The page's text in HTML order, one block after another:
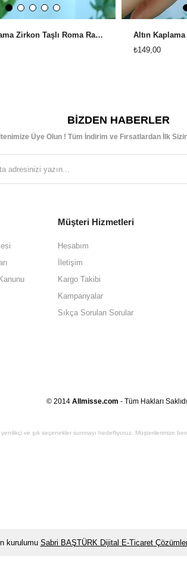
Altın Kaplama Zirkon Taşlı Roma Rakam Detaylı Çelik Kaburga Bileklik
₺149,00
BIZDEN HABERLER
Üye Olun ! Tüm İndirim ve Fırsatlardan İlk
Müşteri Hizmetleri
Hesabım
İletişim
Kargo Takibi
Kampanyalar
Sıkça Sorulan Sorular
© 2014 Allmisse.com - Tüm Hakları
ve şık seçenekler sunmayı hedefliyoruz. Müşterilerimize
kurulumu Sabri BAŞTÜRK Dijital E-Ticaret